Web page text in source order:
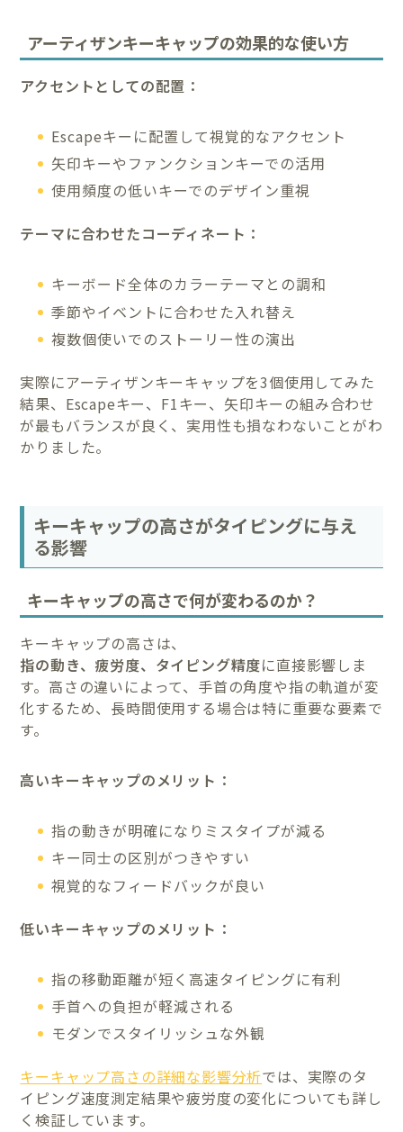
アーティザンキーキャップの効果的な使い方
アクセントとしての配置：
Escapeキーに配置して視覚的なアクセント
矢印キーやファンクションキーでの活用
使用頻度の低いキーでのデザイン重視
テーマに合わせたコーディネート：
キーボード全体のカラーテーマとの調和
季節やイベントに合わせた入れ替え
複数個使いでのストーリー性の演出
実際にアーティザンキーキャップを3個使用してみた
結果、Escapeキー、F1キー、矢印キーの組み合わせ
が最もバランスが良く、実用性も損なわないことがわ
かりました。
キーキャップの高さがタイピングに与え
る影響
キーキャップの高さで何が変わるのか？
キーキャップの高さは、
指の動き、疲労度、タイピング精度に直接影響しま
す。高さの違いによって、手首の角度や指の軌道が変
化するため、長時間使用する場合は特に重要な要素で
す。
高いキーキャップのメリット：
指の動きが明確になりミスタイプが減る
キー同士の区別がつきやすい
視覚的なフィードバックが良い
低いキーキャップのメリット：
指の移動距離が短く高速タイピングに有利
手首への負担が軽減される
モダンでスタイリッシュな外観
キーキャップ高さの詳細な影響分析では、実際のタ
イピング速度測定結果や疲労度の変化についても詳し
く検証しています。